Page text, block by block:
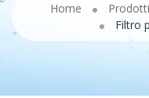
Home Prodotti
Filtro